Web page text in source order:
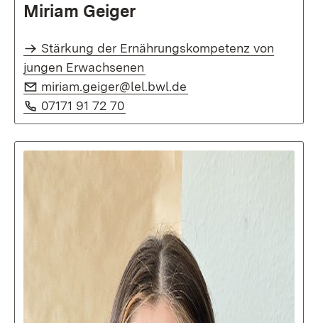
Miriam Geiger
Stärkung der Ernährungskompetenz von
jungen Erwachsenen
E-Mail:
miriam.geiger@lel.bwl.de
Telefon:
07171 91 72 70